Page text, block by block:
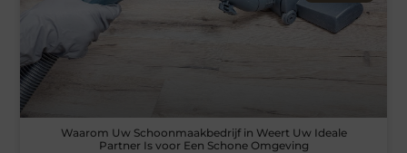
Waarom Uw Schoonmaakbedrijf in Weert Uw Ideale
Partner Is voor Een Schone Omgeving